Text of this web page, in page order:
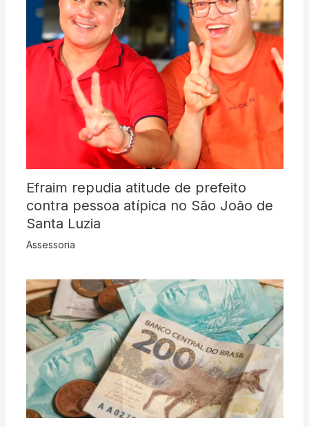
Efraim repudia atitude de prefeito
contra pessoa atípica no São João de
Santa Luzia
Assessoria